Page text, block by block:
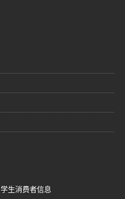
学生消费者信息